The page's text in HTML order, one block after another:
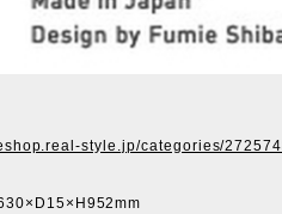
style.jp/categories/